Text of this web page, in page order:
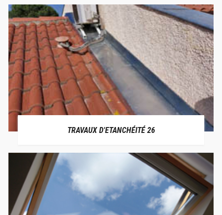
TRAVAUX D'ETANCHÉITÉ 26